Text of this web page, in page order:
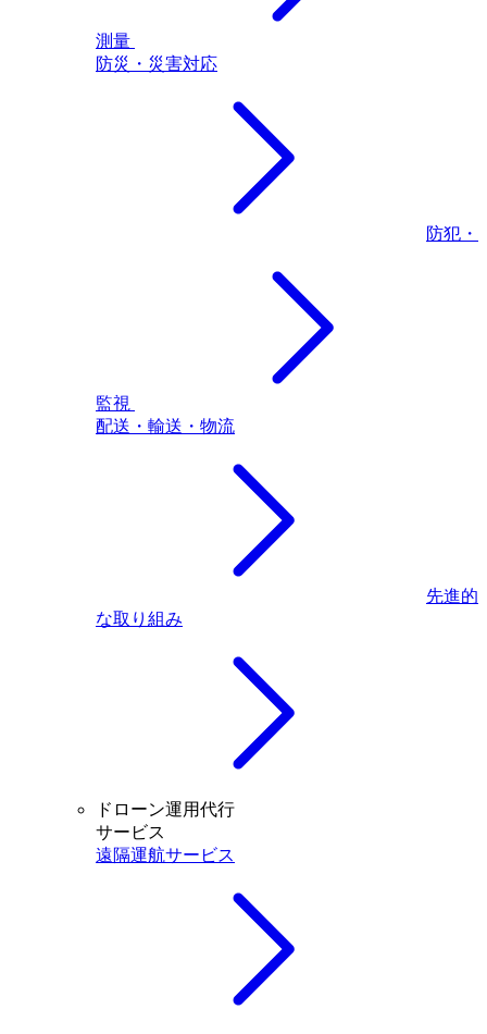
測量
防災・災害対応
防犯・
監視
配送・輸送・物流
先進的
な取り組み
ドローン運用代行
サービス
遠隔運航サービス